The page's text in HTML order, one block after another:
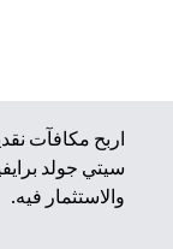
اربح مكافآت
سيتي جولد برايفيت
والاستثمار فيه.